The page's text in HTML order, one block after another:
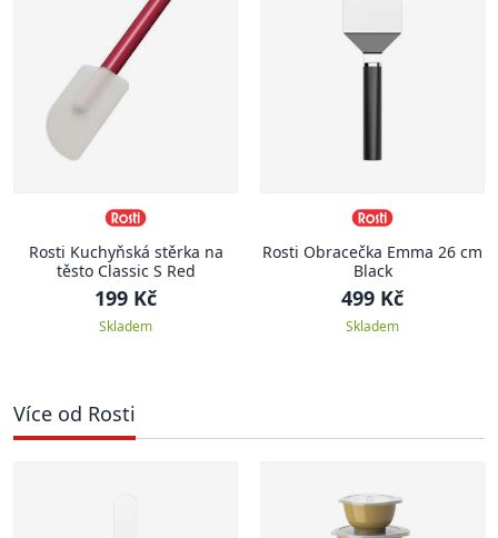
Rosti Kuchyňská stěrka na
těsto Classic S Red
199 Kč
Skladem
Rosti Obracečka Emma 26 cm
Black
499 Kč
Skladem
Více od Rosti